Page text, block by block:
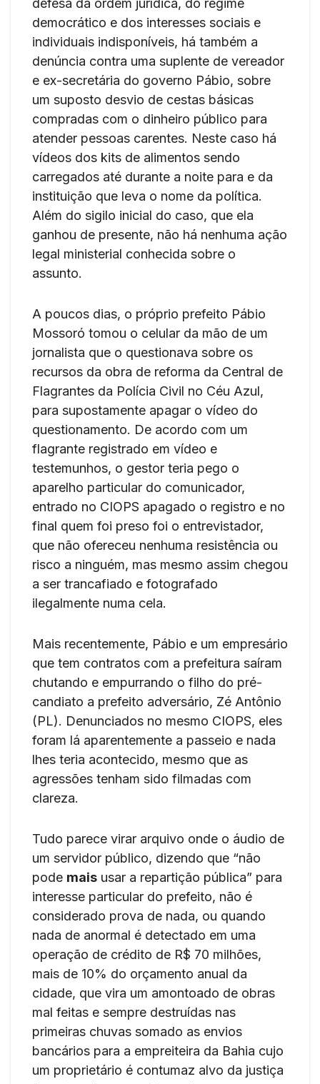
defesa da ordem jurídica, do regime
democrático e dos interesses sociais e
individuais indisponíveis, há também a
denúncia contra uma suplente de vereador
e ex-secretária do governo Pábio, sobre
um suposto desvio de cestas básicas
compradas com o dinheiro público para
atender pessoas carentes. Neste caso há
vídeos dos kits de alimentos sendo
carregados até durante a noite para e da
instituição que leva o nome da política.
Além do sigilo inicial do caso, que ela
ganhou de presente, não há nenhuma ação
legal ministerial conhecida sobre o
assunto.
A poucos dias, o próprio prefeito Pábio
Mossoró tomou o celular da mão de um
jornalista que o questionava sobre os
recursos da obra de reforma da Central de
Flagrantes da Polícia Civil no Céu Azul,
para supostamente apagar o vídeo do
questionamento. De acordo com um
flagrante registrado em vídeo e
testemunhos, o gestor teria pego o
aparelho particular do comunicador,
entrado no CIOPS apagado o registro e no
final quem foi preso foi o entrevistador,
que não ofereceu nenhuma resistência ou
risco a ninguém, mas mesmo assim chegou
a ser trancafiado e fotografado
ilegalmente numa cela.
Mais recentemente, Pábio e um empresário
que tem contratos com a prefeitura saíram
chutando e empurrando o filho do pré-
candiato a prefeito adversário, Zé Antônio
(PL). Denunciados no mesmo CIOPS, eles
foram lá aparentemente a passeio e nada
lhes teria acontecido, mesmo que as
agressões tenham sido filmadas com
clareza.
Tudo parece virar arquivo onde o áudio de
um servidor público, dizendo que “não
pode mais usar a repartição pública” para
interesse particular do prefeito, não é
considerado prova de nada, ou quando
nada de anormal é detectado em uma
operação de crédito de R$ 70 milhões,
mais de 10% do orçamento anual da
cidade, que vira um amontoado de obras
mal feitas e sempre destruídas nas
primeiras chuvas somado as envios
bancários para a empreiteira da Bahia cujo
um proprietário é contumaz alvo da justiça